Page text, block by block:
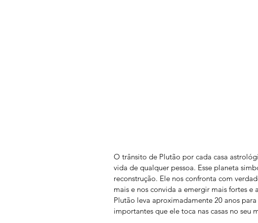
O trânsito de Plutão por cada casa
vida de qualquer pessoa. Esse planeta
reconstrução. Ele nos confronta com
mais e nos convida a emergir mais fortes e
Plutão leva aproximadamente 20 anos
importantes que ele toca nas casas no seu